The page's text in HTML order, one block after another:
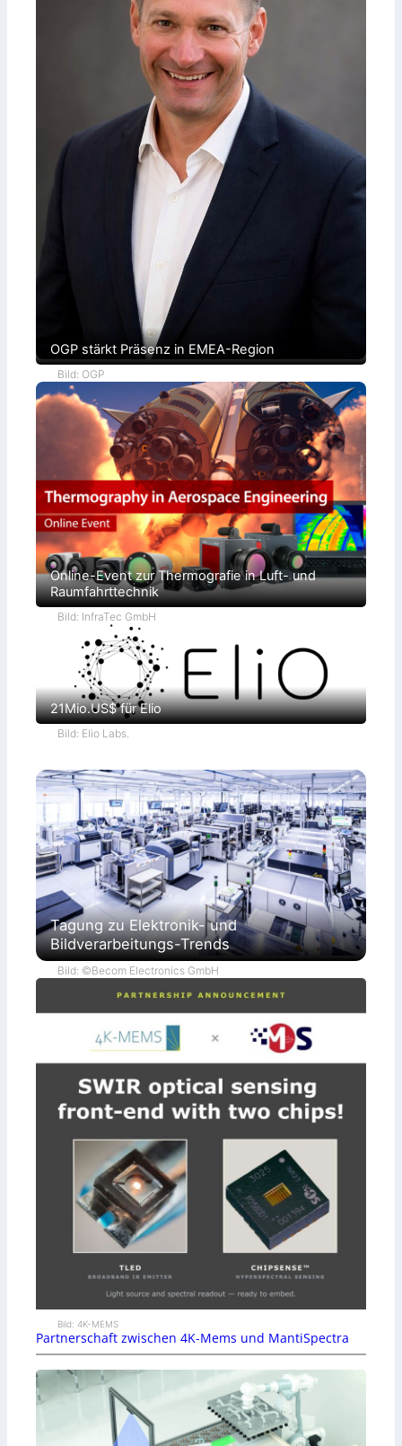
OGP stärkt Präsenz in EMEA-Region
Bild: OGP
Online-Event zur Thermografie in Luft- und
Raumfahrttechnik
Bild: InfraTec GmbH
21Mio.US$ für Elio
Bild: Elio Labs.
Tagung zu Elektronik- und
Bildverarbeitungs-Trends
Bild: ©Becom Electronics GmbH
Bild: 4K-MEMS
Partnerschaft zwischen 4K-Mems und MantiSpectra